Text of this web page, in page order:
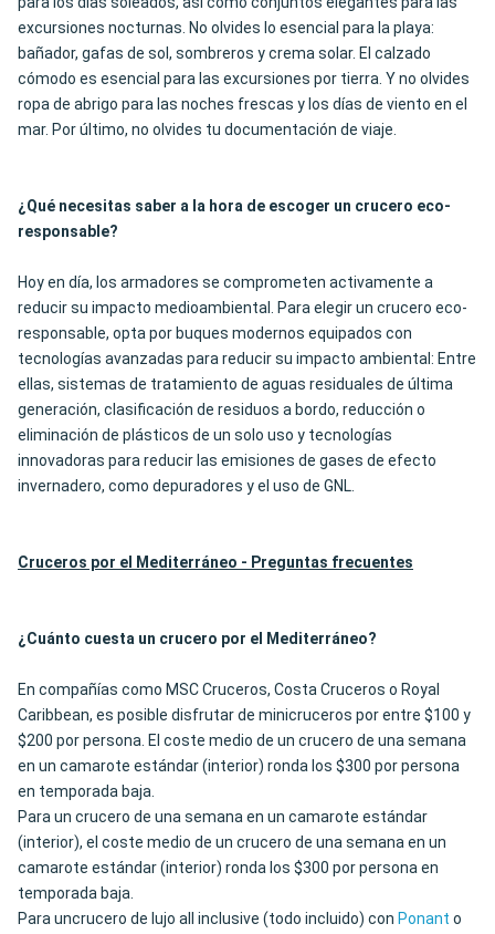
excursiones nocturnas. No olvides lo esencial para la playa:
bañador, gafas de sol, sombreros y crema solar. El calzado
cómodo es esencial para las excursiones por tierra. Y no olvides
ropa de abrigo para las noches frescas y los días de viento en el
mar. Por último, no olvides tu documentación de viaje.
¿Qué necesitas saber a la hora de escoger un crucero eco-
responsable?
Hoy en día, los armadores se comprometen activamente a
reducir su impacto medioambiental. Para elegir un crucero eco-
responsable, opta por buques modernos equipados con
tecnologías avanzadas para reducir su impacto ambiental: Entre
ellas, sistemas de tratamiento de aguas residuales de última
generación, clasificación de residuos a bordo, reducción o
eliminación de plásticos de un solo uso y tecnologías
innovadoras para reducir las emisiones de gases de efecto
invernadero, como depuradores y el uso de GNL.
Cruceros por el Mediterráneo - Preguntas frecuentes
¿Cuánto cuesta un crucero por el Mediterráneo?
En compañías como MSC Cruceros, Costa Cruceros o Royal
Caribbean, es posible disfrutar de minicruceros por entre $100 y
$200 por persona. El coste medio de un crucero de una semana
en un camarote estándar (interior) ronda los $300 por persona
en temporada baja.
Para un crucero de una semana en un camarote estándar
(interior), el coste medio de un crucero de una semana en un
camarote estándar (interior) ronda los $300 por persona en
temporada baja.
Para uncrucero de lujo all inclusive (todo incluido) con Ponant o